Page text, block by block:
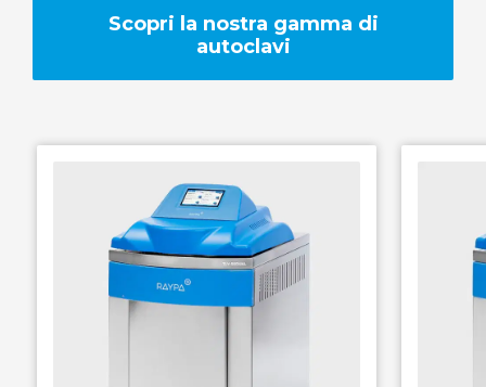
RAYPA Portal
Scopri la nostra gamma di
autoclavi